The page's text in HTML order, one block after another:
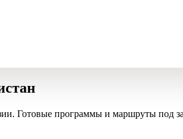
Готовые программы и маршруты под